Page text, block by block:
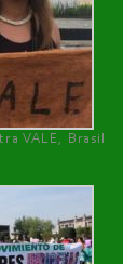
VALE, Brasil